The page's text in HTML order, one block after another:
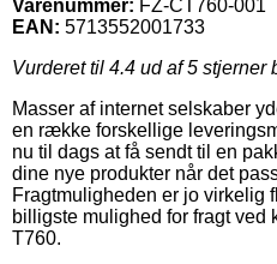
Varenummer: FZ-CT760-001
EAN: 5713552001733
Vurderet til 4.4 ud af 5 stjerner
Masser af internet selskaber
en række forskellige
nu til dags at få sendt til en
dine nye produkter når det
Fragtmuligheden er jo virkelig
billigste mulighed for fragt ved
T760.